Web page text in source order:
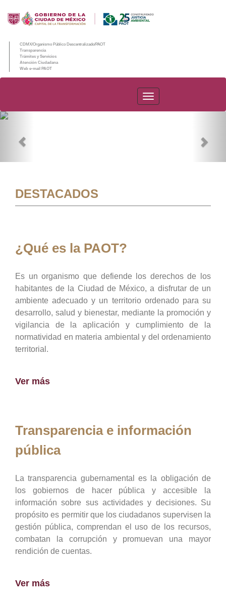
CDMX/Organismo Público Descentralizado/PAOT
Transparencia
Trámites y Servicios
Atención Ciudadana
Web e-mail PAOT
PAOT
DESTACADOS
¿Qué es la PAOT?
Es un organismo que defiende los derechos de los
habitantes de la Ciudad de México, a disfrutar de un
ambiente adecuado y un territorio ordenado para su
desarrollo, salud y bienestar, mediante la promoción y
vigilancia de la aplicación y cumplimiento de la
normatividad en materia ambiental y del ordenamiento
territorial.
Ver más
Transparencia e información
pública
La transparencia gubernamental es la obligación de
los gobiernos de hacer pública y accesible la
información sobre sus actividades y decisiones. Su
propósito es permitir que los ciudadanos supervisen la
gestión pública, comprendan el uso de los recursos,
combatan la corrupción y promuevan una mayor
rendición de cuentas.
Ver más